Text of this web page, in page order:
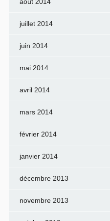
juillet 2014
juin 2014
mai 2014
avril 2014
mars 2014
février 2014
janvier 2014
décembre 2013
novembre 2013